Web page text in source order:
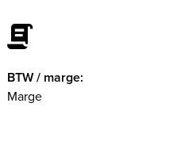
BTW / marge:
Marge